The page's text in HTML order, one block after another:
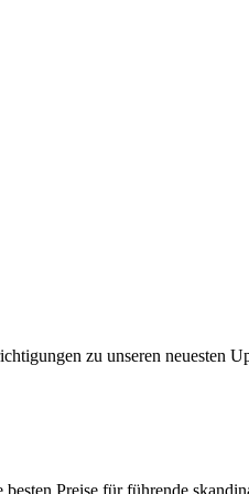
zu unseren neuesten